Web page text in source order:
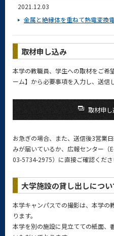
2021.12.03
金属と絶縁体を重ねて熱電変換
取材申し込み
本学の教職員、学生への取材をご希
ーム】から必要事項を入力し、送信
取材申
お急ぎの場合、また、送信後3営業
みが届いているか、広報センター（
03-5734-2975）に直接ご確認くださ
大学施設の貸し出しについ
本学キャンパスでの撮影は、本学の
ります。
本学を別の施設に見立てての紙面、